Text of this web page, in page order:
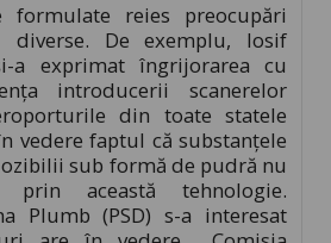
formulate reies preocupări
De exemplu, Iosif
a exprimat îngrijorarea cu
introducerii scanerelor
din toate statele
vedere faptul că substanţele
sub formă de pudră nu
prin această tehnologie.
Plumb (PSD) s-a interesat